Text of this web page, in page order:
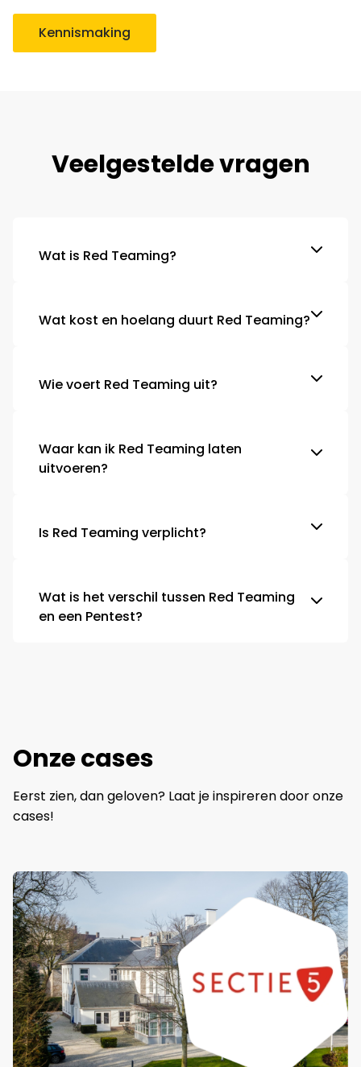
Kennismaking
Veelgestelde vragen
Wat is Red Teaming?
Wat kost en hoelang duurt Red Teaming?
Wie voert Red Teaming uit?
Waar kan ik Red Teaming laten
uitvoeren?
Is Red Teaming verplicht?
Wat is het verschil tussen Red Teaming
en een Pentest?
Onze cases
Eerst zien, dan geloven? Laat je inspireren door onze
cases!